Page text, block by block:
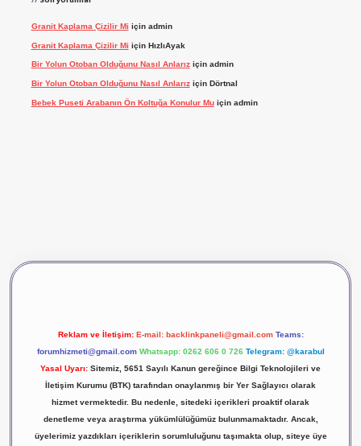
Granit Kaplama Çizilir Mi için admin
Granit Kaplama Çizilir Mi için HızlıAyak
Bir Yolun Otoban Olduğunu Nasıl Anlarıziçin admin
Bir Yolun Otoban Olduğunu Nasıl Anlarıziçin Dörtnal
Bebek Puseti Arabanın Ön Koltuğa Konulur Muiçin admin
Reklam ve İletişim: E-mail: backlinkpaneli@gmail.com Teams:
forumhizmeti@gmail.com Whatsapp: 0262 606 0 726 Telegram: @karabul
Yasal Uyarı: Sitemiz, 5651 Sayılı Kanun gereğince Bilgi Teknolojileri ve
İletişim Kurumu (BTK) tarafından onaylanmış bir Yer Sağlayıcı olarak
hizmet vermektedir. Bu nedenle, sitedeki içerikleri proaktif olarak
denetleme veya araştırma yükümlülüğümüz bulunmamaktadır. Ancak,
üyelerimiz yazdıkları içeriklerin sorumluluğunu taşımakta olup, siteye üye